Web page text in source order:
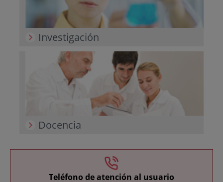
Investigación
Docencia
Teléfono de atención al usuario